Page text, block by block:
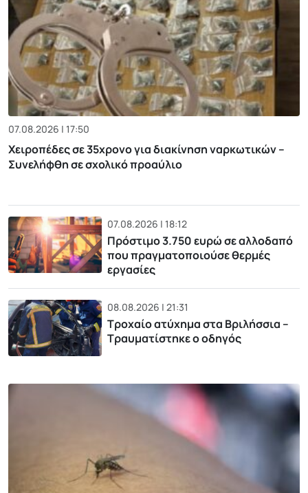
07.08.2026 | 17:50
Χειροπέδες σε 35χρονο για διακίνηση ναρκωτικών –
Συνελήφθη σε σχολικό προαύλιο
07.08.2026 | 18:12
Πρόστιμο 3.750 ευρώ σε αλλοδαπό
που πραγματοποιούσε θερμές
εργασίες
08.08.2026 | 21:31
Τροχαίο ατύχημα στα Βριλήσσια –
Τραυματίστηκε ο οδηγός